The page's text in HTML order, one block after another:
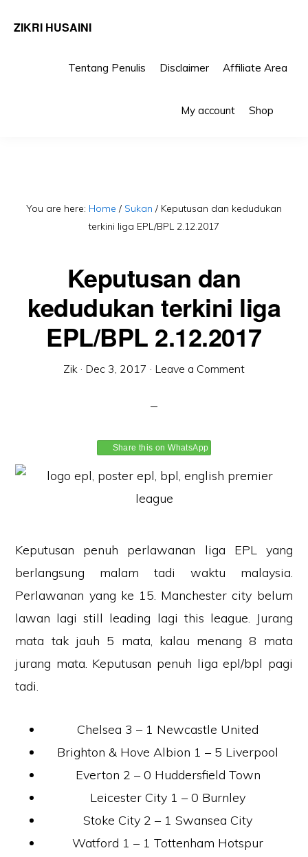
ZIKRI HUSAINI
Tentang Penulis Disclaimer Affiliate Area
My account Shop
You are here: Home / Sukan / Keputusan dan kedudukan
terkini liga EPL/BPL 2.12.2017
Keputusan dan
kedudukan terkini liga
EPL/BPL 2.12.2017
Zik · Dec 3, 2017 · Leave a Comment
Share this on WhatsApp
Keputusan penuh perlawanan liga EPL yang
berlangsung malam tadi waktu malaysia.
Perlawanan yang ke 15. Manchester city belum
lawan lagi still leading lagi this league. Jurang
mata tak jauh 5 mata, kalau menang 8 mata
jurang mata. Keputusan penuh liga epl/bpl pagi
tadi.
Chelsea 3 – 1 Newcastle United
Brighton & Hove Albion 1 – 5 Liverpool
Everton 2 – 0 Huddersfield Town
Leicester City 1 – 0 Burnley
Stoke City 2 – 1 Swansea City
Watford 1 – 1 Tottenham Hotspur